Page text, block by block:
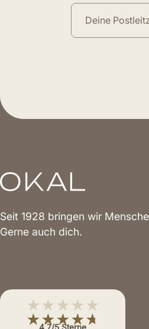
Seit 1928 bringen wir
Gerne auch dich.
★★★★★
★★★★★